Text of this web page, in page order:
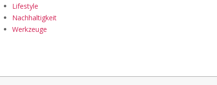
Lifestyle
Nachhaltigkeit
Werkzeuge